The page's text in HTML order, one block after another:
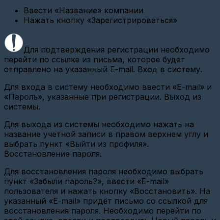
Настройка
шлюза
Настройка
шлюза
Вега
11,12
Настройка
МЭК
Настройка
Энергомера
СЕ
303
GSM\GPRS
Настройка
USR
IOT
Ethernet
TCP-
Client
Ввести «Название» компании
Нажать кнопку «Зарегистрироваться»
Для подтверждения регистрации необходимо
перейти по ссылке из письма, которое будет
отправлено на указанный E-mail. Вход в систему.
Для входа в систему необходимо ввести «E-mail» и
«Пароль», указанные при регистрации. Выход из
системы.
Для выхода из системы необходимо нажать на
название учетной записи в правом верхнем углу и
выбрать пункт «Выйти из профиля».
Восстановление пароля.
Для восстановления пароля необходимо выбрать
пункт «Забыли пароль?», ввести «E-mail»
пользователя и нажать кнопку «Восстановить». На
указанный «E-mail» придёт письмо со ссылкой для
восстановления пароля. Необходимо перейти по